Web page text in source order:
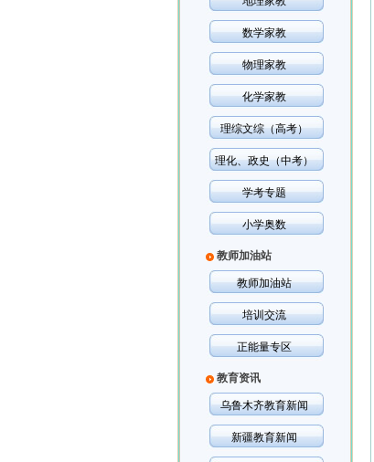
数学家教
物理家教
化学家教
理综文综（高考）
理化、政史（中考）
学考专题
小学奥数
教师加油站
教师加油站
培训交流
正能量专区
教育资讯
乌鲁木齐教育新闻
新疆教育新闻